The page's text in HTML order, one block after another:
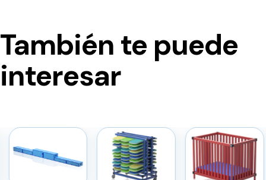
También te puede
interesar